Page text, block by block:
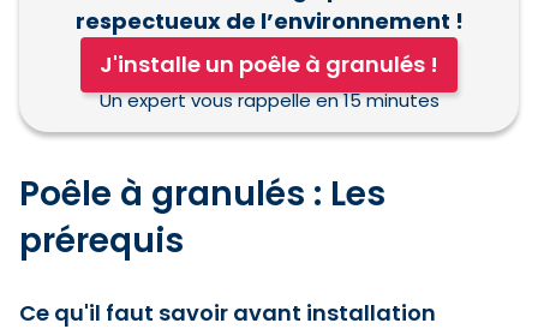
respectueux de l’environnement !
J'installe un poêle à granulés !
Un expert vous rappelle en 15 minutes
Poêle à granulés : Les
prérequis
Ce qu'il faut savoir avant installation